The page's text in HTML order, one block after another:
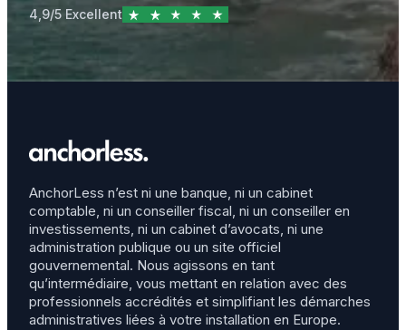
4,9/5 Excellent
AnchorLess n’est ni une banque, ni un cabinet
comptable, ni un conseiller fiscal, ni un conseiller en
investissements, ni un cabinet d’avocats, ni une
administration publique ou un site officiel
gouvernemental. Nous agissons en tant
qu’intermédiaire, vous mettant en relation avec des
professionnels accrédités et simplifiant les démarches
administratives liées à votre installation en Europe.